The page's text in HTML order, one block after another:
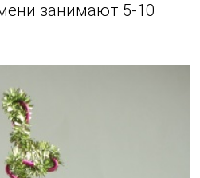
занимают 5-10